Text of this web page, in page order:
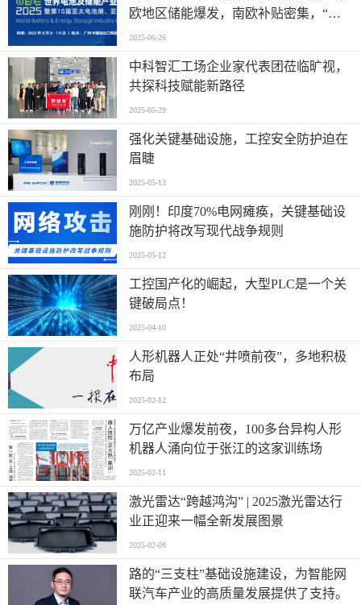
欧地区储能爆发，南欧补贴密集，“削
光补储”模式迅速扩张
2025-06-26
中科智汇工场企业家代表团莅临旷视，
共探科技赋能新路径
2025-05-29
强化关键基础设施，工控安全防护迫在
眉睫
2025-05-13
刚刚！印度70%电网瘫痪，关键基础设
施防护将改写现代战争规则
2025-05-12
工控国产化的崛起，大型PLC是一个关
键破局点！
2025-04-10
人形机器人正处“井喷前夜”，多地积极
布局
2025-02-12
万亿产业爆发前夜，100多台异构人形
机器人涌向位于张江的这家训练场
2025-02-11
激光雷达“跨越鸿沟” | 2025激光雷达行
业正迎来一幅全新发展图景
2025-02-08
路的“三支柱”基础设施建设，为智能网
联汽车产业的高质量发展提供了支持。